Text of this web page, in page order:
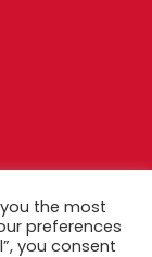
the most
preferences
you consent